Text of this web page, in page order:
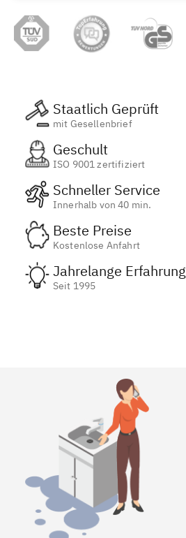
Staatlich Geprüft
mit Gesellenbrief
Geschult
ISO 9001 zertifiziert
Schneller Service
Innerhalb von 40 min.
Beste Preise
Kostenlose Anfahrt
Jahrelange Erfahrung
Seit 1995